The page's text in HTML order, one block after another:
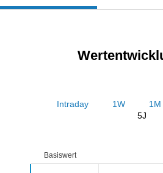
Intraday 1W 1M
5J
Basiswert